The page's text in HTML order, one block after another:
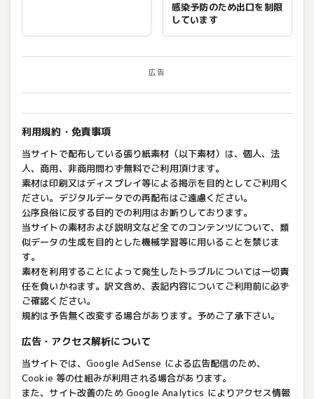
感染予防のため出口を制限
しています
広告
利用規約・免責事項
当サイトで配布している張り紙素材（以下素材）は、個人、法
人、商用、非商用問わず無料でご利用頂けます。
素材は印刷又はディスプレイ等による掲示を目的としてご利用く
ださい。デジタルデータでの再配布はご遠慮ください。
公序良俗に反する目的での利用はお断りしております。
当サイトの素材および説明文など全てのコンテンツについて、類
似データの生成を目的とした機械学習等に用いることを禁じま
す。
素材を利用することによって発生したトラブルについては一切責
任を負いかねます。訳文含め、表記内容についてご利用前に必ず
ご確認ください。
規約は予告無く改変する場合があります。予めご了承下さい。
広告・アクセス解析について
当サイトでは、Google AdSense による広告配信のため、
Cookie 等の仕組みが利用される場合があります。
また、サイト改善のため Google Analytics によりアクセス情報